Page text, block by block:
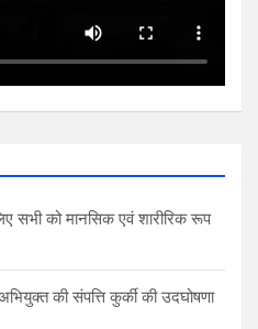
सभी को मानसिक एवं शारीरिक रूप
की संपत्ति कुर्की की उदघोषणा